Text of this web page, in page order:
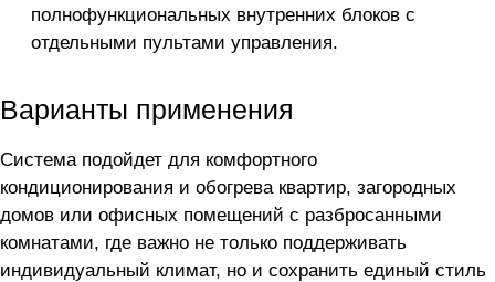
полнофункциональных внутренних блоков с
отдельными пультами управления.
Варианты применения
Система подойдет для комфортного
кондиционирования и обогрева квартир, загородных
домов или офисных помещений с разбросанными
комнатами, где важно не только поддерживать
индивидуальный климат, но и сохранить единый стиль